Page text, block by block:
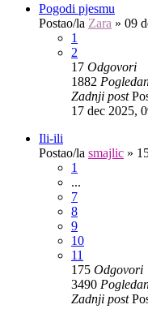
Pogodi pjesmu
Postao/la Zara » 09
1
2
17 Odgovori
1882
Zadnji post
17 dec 2025,
Ili-ili
Postao/la smajlic »
1
...
7
8
9
10
11
175 Odgovori
3490
Zadnji post